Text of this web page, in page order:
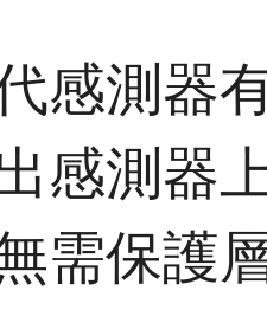
測器有
感測器
需保護